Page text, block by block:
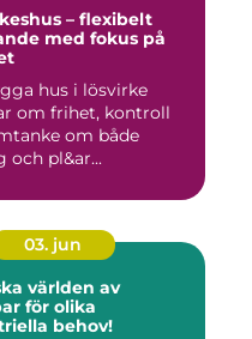
– flexibelt
med fokus på
hus i lösvirke
om frihet, kontroll
om både
och pl&ar...
03. jun
världen av
för olika
behov!